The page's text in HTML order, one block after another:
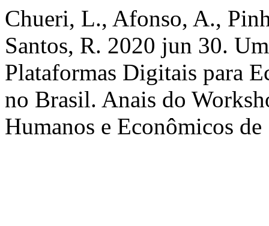
Chueri, L., Afonso, A.,
Santos, R. 2020 jun 30.
Plataformas Digitais para
no Brasil. Anais do
Humanos e Econômicos